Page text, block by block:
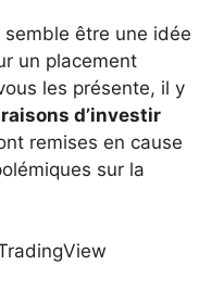
être une idée
un placement
les présente, il y
d’investir
remises en cause
sur la